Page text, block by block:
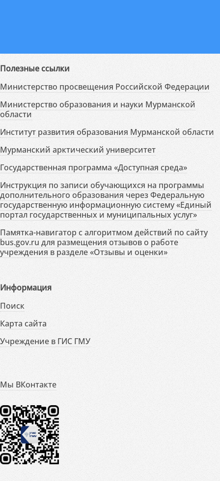
Полезные ссылки
Министерство просвещения Российской Федерации
Министерство образования и науки Мурманской
области
Институт развития образования Мурманской области
Мурманский арктический университет
Государственная программа «Доступная среда»
Инструкция по записи обучающихся на программы
дополнительного образования через Федеральную
государственную информационную систему «Единый
портал государственных и муниципальных услуг»
Памятка-навигатор с алгоритмом действий по сайту
bus.gov.ru для размещения отзывов о работе
учреждения в разделе «Отзывы и оценки»
Информация
Поиск
Карта сайта
Учреждение в ГИС ГМУ
Мы ВКонтакте